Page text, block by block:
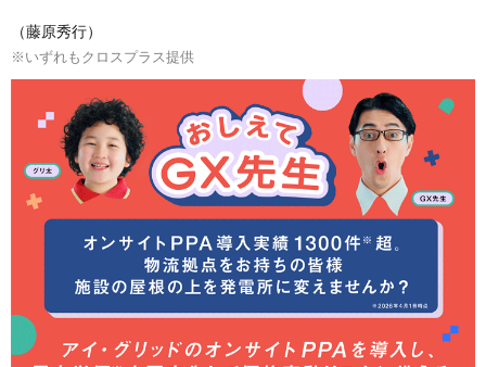
（藤原秀行）
※いずれもクロスプラス提供